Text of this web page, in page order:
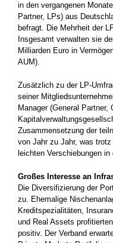
in den vergangenen
Partner, LPs) aus
befragt. Die Mehrheit der
Insgesamt verwalten sie
Milliarden Euro in
AUM).
Zusätzlich zu der LP-
seiner
Manager (General Partner,
Zusammensetzung der
von Jahr zu Jahr, was
leichten Verschiebungen in
Großes Interesse an
Die Diversifizierung der
zu. Ehemalige
Kreditspezialitäten,
und Real Assets
positiv. Der Verband